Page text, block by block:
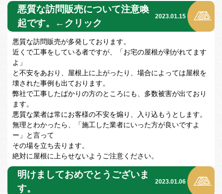
悪質な訪問販売について注意喚
起です。←クリック
2023.01.15
悪質な訪問販売が多発しております。
近くで工事をしている者ですが、「お宅の屋根が剥がれてます
よ」
と不安をあおり、屋根上に上がったり、場合によっては屋根を
壊された事例も出ております。
弊社で工事したばかりの方のところにも、多数被害が出ており
ます。
悪質な業者は常にお客様の不安を煽り、入り込もうとします。
無理とわかったら、「施工した業者にいった方が良いですよ
ー」と言って
その場を立ち去ります。
絶対に屋根に上らせないようご注意ください。
明けましておめでとうございま
す。
2023.01.06